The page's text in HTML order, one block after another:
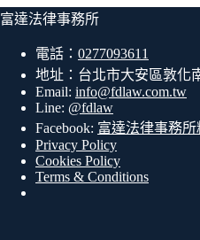
富達法律事務所
電話： 0277093611
地址：台北市大安區敦化
Email: info@fdlaw.com.tw
Line: @fdlaw
Facebook: 富達法律事務所
Privacy Policy
Cookies Policy
Terms & Conditions